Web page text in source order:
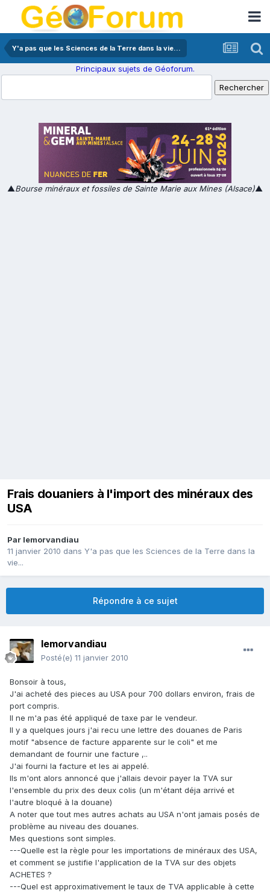
Y'a pas que les Sciences de la Terre dans la vie...
Principaux sujets de Géoforum.
▲Bourse minéraux et fossiles de Sainte Marie aux Mines (Alsace)▲
Frais douaniers à l'import des minéraux des
USA
Par lemorvandiau
11 janvier 2010 dans Y'a pas que les Sciences de la Terre dans la
vie...
Répondre à ce sujet
lemorvandiau
Posté(e) 11 janvier 2010
Bonsoir à tous,
J'ai acheté des pieces au USA pour 700 dollars environ, frais de
port compris.
Il ne m'a pas été appliqué de taxe par le vendeur.
Il y a quelques jours j'ai recu une lettre des douanes de Paris
motif "absence de facture apparente sur le coli" et me
demandant de fournir une facture ,..
J'ai fourni la facture et les ai appelé.
Ils m'ont alors annoncé que j'allais devoir payer la TVA sur
l'ensemble du prix des deux colis (un m'étant déja arrivé et
l'autre bloqué à la douane)
A noter que tout mes autres achats au USA n'ont jamais posés de
problème au niveau des douanes.
Mes questions sont simples.
---Quelle est la règle pour les importations de minéraux des USA,
et comment se justifie l'application de la TVA sur des objets
ACHETES ?
---Quel est approximativement le taux de TVA applicable à cette